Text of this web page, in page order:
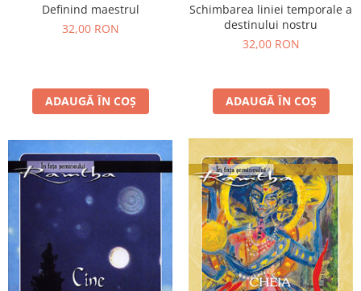
Definind maestrul
32,00 RON
ADAUGĂ ÎN COȘ
Schimbarea liniei temporale a
destinului nostru
32,00 RON
ADAUGĂ ÎN COȘ